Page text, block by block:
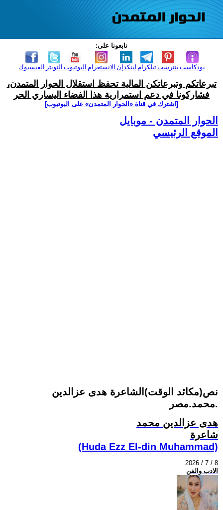
تابعونا على:
الفيسبوك التويتر اليوتيوب الانستغرام لينكدإن تيلكرامبنترست بودكاست
تبرعاتكم وتبرعاتكن المالية تحفظ استقلال الحوار المتمدن،
فشاركونا في دعم استمرارية هذا الفضاء اليساري الحر
[اشترك في قناة ‫«الحوار المتمدن» على اليوتيوب]
الحوار المتمدن - موبايل
الموقع الرئيسي
نص(مكائد الوقت)الشاعرة هدى عزالدين
محمد.مصر.
هدى عزالدين محمد
شاعرة
(Huda Ezz El-din Muhammad)
2026 / 7 / 8
الادب والفن